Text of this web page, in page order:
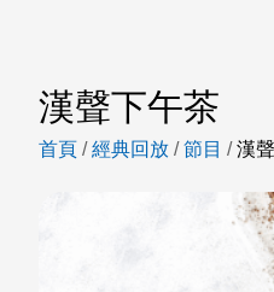
漢聲下午茶
首頁 /經典回放 /節目 /漢